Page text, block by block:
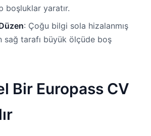
boşluklar yaratır.
: Çoğu bilgi sola hizalanmış
sağ tarafı büyük ölçüde boş
Bir Europass CV